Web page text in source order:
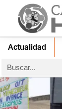
Actualidad